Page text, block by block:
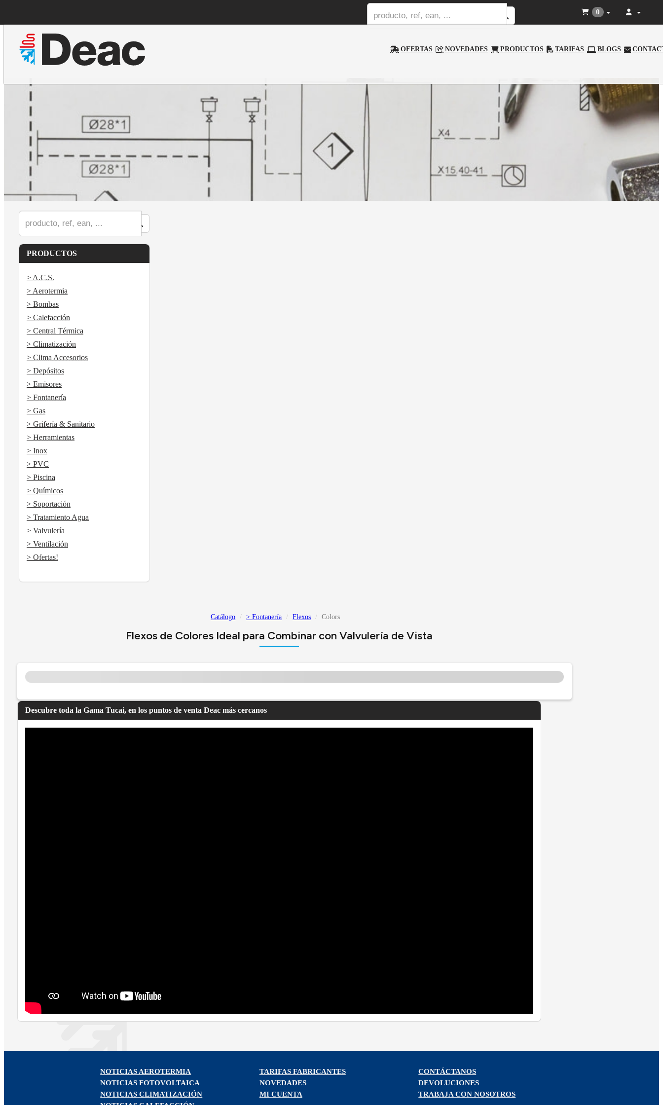
OFERTAS NOVEDADES PRODUCTOS TARIFAS BLOGS
0
PRODUCTOS
> A.C.S.
> Aerotermia
> Bombas
> Calefacción
> Central Térmica
> Climatización
> Clima Accesorios
> Depósitos
> Emisores
> Fontanería
> Gas
> Grifería & Sanitario
> Herramientas
> Inox
> PVC
> Piscina
> Químicos
> Soportación
> Tratamiento Agua
> Valvulería
> Ventilación
> Ofertas!
Catálogo > Fontanería Flexos Colors
Flexos de Colores Ideal para Combinar con Valvulería de Vista
Descubre toda la Gama Tucai, en los puntos de venta Deac más cercanos
NOTICIAS AEROTERMIA
NOTICIAS FOTOVOLTAICA
NOTICIAS CLIMATIZACIÓN
TARIFAS FABRICANTES
NOVEDADES
MI CUENTA
CONTÁCTANOS
DEVOLUCIONES
TRABAJA CON NOSOTROS